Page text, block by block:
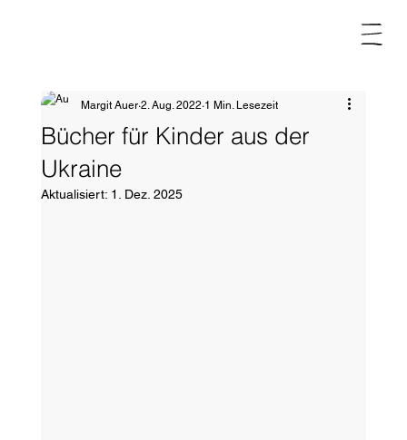
Bücher für Kinder aus der
Ukraine
Margit Auer 2. Aug. 2022 1 Min. Lesezeit
Aktualisiert: 1. Dez. 2025